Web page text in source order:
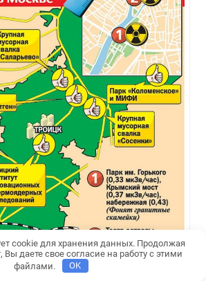
cookie для хранения данных. Продолжая
Вы даете свое согласие на работу с этими
файлами.
OK